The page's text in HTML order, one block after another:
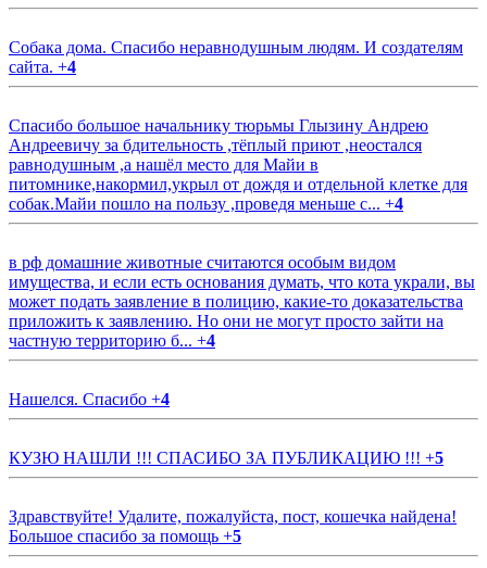
Собака дома. Спасибо неравнодушным людям. И создателям
сайта. +4
Спасибо большое начальнику тюрьмы Глызину Андрею
Андреевичу за бдительность ,тёплый приют ,неостался
равнодушным ,а нашёл место для Майи в
питомнике,накормил,укрыл от дождя и отдельной клетке для
собак.Майи пошло на пользу ,проведя меньше с... +4
в рф домашние животные считаются особым видом
имущества, и если есть основания думать, что кота украли, вы
может подать заявление в полицию, какие-то доказательства
приложить к заявлению. Но они не могут просто зайти на
частную территорию б... +4
Нашелся. Спасибо +4
КУЗЮ НАШЛИ !!! СПАСИБО ЗА ПУБЛИКАЦИЮ !!! +5
Здравствуйте! Удалите, пожалуйста, пост, кошечка найдена!
Большое спасибо за помощь +5